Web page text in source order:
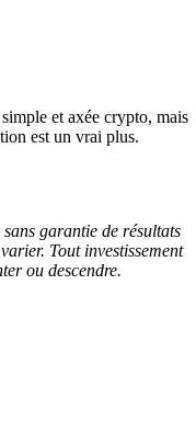
et axée crypto, mais
est un vrai plus.
garantie de résultats
Tout investissement
ou descendre.